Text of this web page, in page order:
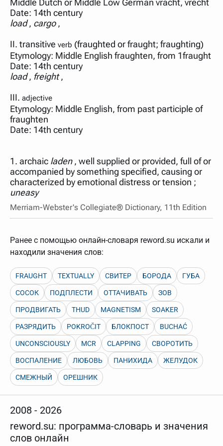
нужно будет нажать на кнопку "Найти".
Для более сложных случаев существует возможность
указывать несколько слов в запросе. Например, если
"Найти", выведутся все словарные статьи о поэте
Пушкине, но не о городе.
В сложных запросах тоже могут присутствовать
неизвестные буквы. Например, в кроссворде есть
слово "***м***ов", в задании "русский поэт 19 века".
через пробел "поэт". Получается "***м***ов поэт" (без
кавычек). Нажимаем "Найти" и получаем статью
"Лермонтов" и не только.
Порядок словарей можно изменять, перетаскивая
словарь вверх или вниз за прямоугольник слева от
Middle Dutch or Middle Low German vracht, vrecht
load, cargo,
II. transitive verb (fraughted or fraught; fraughting)
Etymology: Middle English fraughten, from 1fraught
load, freight,
III. adjective
Etymology: Middle English, from past participle of
fraughten
Date: 14th century
1. archaic laden, well supplied or provided, full of or
accompanied by something specified, causing or
characterized by emotional distress or tension ;
uneasy
Merriam-Webster's Collegiate® Dictionary, 11th Edition
Ранее с помощью онлайн-словаря reword.su искали и
находили значения слов:
FRAUGHT TEXTUALLY СВИТЕР БОРОДА ГУБА
СОСОК ПОДПЛЕСТИ ОТТАЧИВАТЬ ЗОВ
ПРОДВИГАТЬ THUD MAGNETISM SOAKER
РАЗРЯДИТЬ POKROČIT БЛОКПОСТ BUCHAĆ
UNCONSCIOUSLY MCR CLAPPING СВОРОТИТЬ
ВОСПАЛЕНИЕ ЛЮБОВЬ ПАНИХИДА ЖЕЛУДОК
СМЕЖНЫЙ ОРЕШНИК
2008 - 2026
reword.su: программа-словарь и значения
слов онлайн